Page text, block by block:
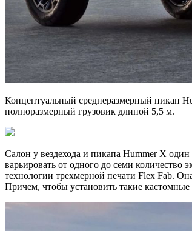
Концептуальный среднеразмерный пикап
полноразмерный грузовик длиной 5,5 м.
Салон у вездехода и пикапа Hummer X
варьировать от одного до семи
технологии трехмерной печати Flex Fab.
Причем, чтобы установить такие кастомные